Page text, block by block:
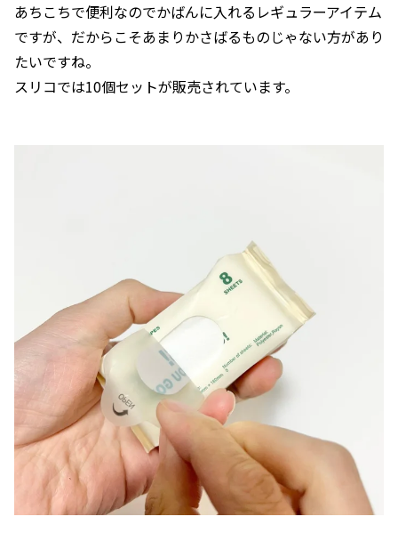
あちこちで便利なのでかばんに入れるレギュラーアイテム
ですが、だからこそあまりかさばるものじゃない方があり
たいですね。
スリコでは10個セットが販売されています。